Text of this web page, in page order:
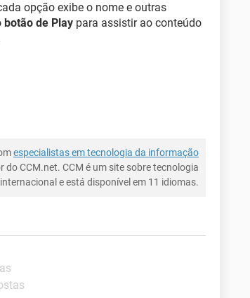
opção exibe o nome e outras
botão de Play para assistir ao conteúdo
especialistas em tecnologia da informação
CCM.net. CCM é um site sobre tecnologia
internacional e está disponível em 11 idiomas.